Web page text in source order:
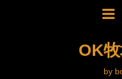
OK
by